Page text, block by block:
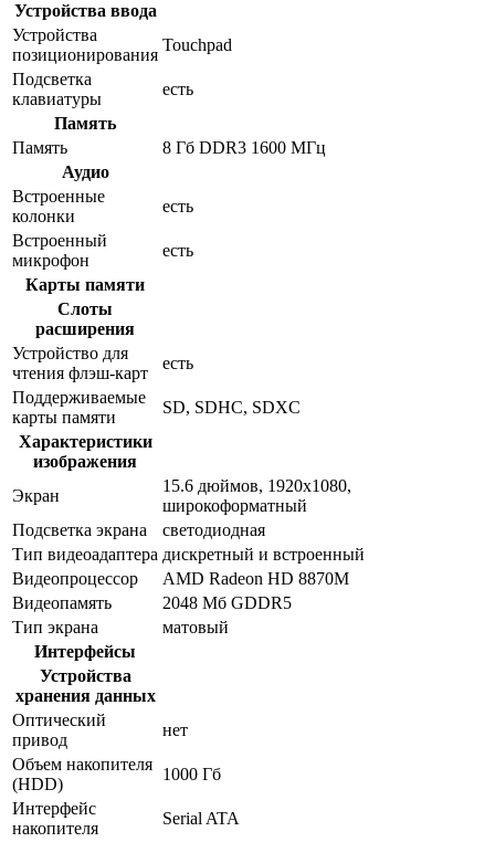
Устройства ввода
Устройства
позиционирования
Touchpad
Подсветка
клавиатуры
есть
Память
Память
8 Гб DDR3 1600 МГц
Аудио
Встроенные
колонки
есть
Встроенный
микрофон
есть
Карты памяти
Слоты
расширения
Устройство для
чтения флэш-карт
есть
Поддерживаемые
карты памяти
SD, SDHC, SDXC
Характеристики
изображения
Экран
15.6 дюймов, 1920x1080,
широкоформатный
Подсветка экрана
светодиодная
Тип видеоадаптера дискретный и встроенный
Видеопроцессор
AMD Radeon HD 8870M
Видеопамять
2048 Мб GDDR5
Тип экрана
матовый
Интерфейсы
Устройства
хранения данных
Оптический
привод
нет
Объем накопителя
(HDD)
1000 Гб
Интерфейс
накопителя
Serial ATA